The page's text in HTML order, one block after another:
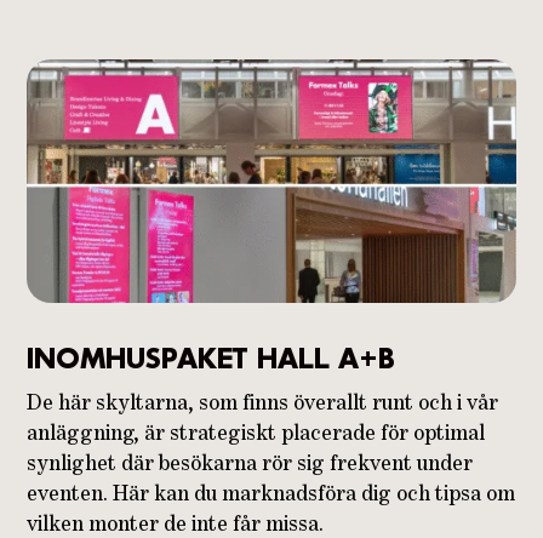
INOMHUSPAKET HALL A+B
De här skyltarna, som finns överallt runt och i vår
anläggning, är strategiskt placerade för optimal
synlighet där besökarna rör sig frekvent under
eventen. Här kan du marknadsföra dig och tipsa om
vilken monter de inte får missa.